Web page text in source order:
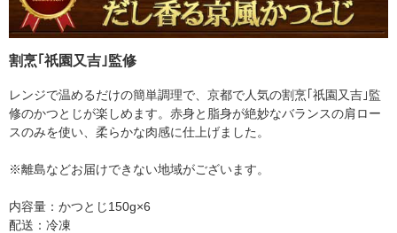
割烹｢祇園又吉｣監修
レンジで温めるだけの簡単調理で、京都で人気の割烹｢祇園又吉｣監
修のかつとじが楽しめます。赤身と脂身が絶妙なバランスの肩ロー
スのみを使い、柔らかな肉感に仕上げました。
※離島などお届けできない地域がございます。
内容量：かつとじ150g×6
配送：冷凍